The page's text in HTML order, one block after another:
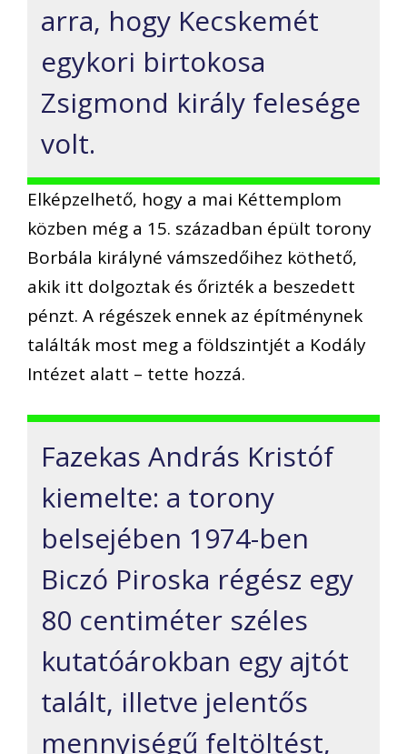
arra, hogy Kecskemét
egykori birtokosa
Zsigmond király felesége
volt.
Elképzelhető, hogy a mai Kéttemplom
közben még a 15. században épült torony
Borbála királyné vámszedőihez köthető,
akik itt dolgoztak és őrizték a beszedett
pénzt. A régészek ennek az építménynek
találták most meg a földszintjét a Kodály
Intézet alatt – tette hozzá.
Fazekas András Kristóf
kiemelte: a torony
belsejében 1974-ben
Biczó Piroska régész egy
80 centiméter széles
kutatóárokban egy ajtót
talált, illetve jelentős
mennyiségű feltöltést,